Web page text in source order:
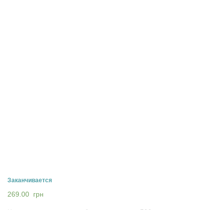
Заканчивается
269.00 грн